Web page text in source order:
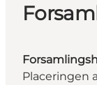
Placeringen